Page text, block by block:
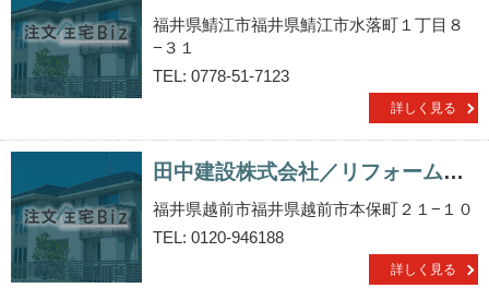
福井県鯖江市福井県鯖江市水落町１丁目８
−３１
TEL: 0778-51-7123
詳しく見る
田中建設株式会社／リフォーム工房リライ
福井県越前市福井県越前市本保町２１−１０
TEL: 0120-946188
詳しく見る